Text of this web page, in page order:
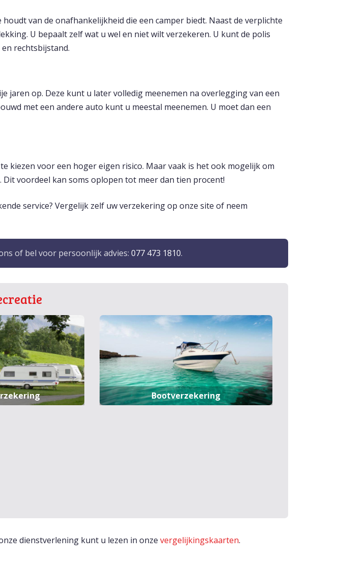
van de onafhankelijkheid die een camper biedt. Naast de verplichte
U bepaalt zelf wat u wel en niet wilt verzekeren. U kunt de polis
rechtsbijstand.
op. Deze kunt u later volledig meenemen na overlegging van een
met een andere auto kunt u meestal meenemen. U moet dan een
voor een hoger eigen risico. Maar vaak is het ook mogelijk om
voordeel kan soms oplopen tot meer dan tien procent!
service? Vergelijk zelf uw verzekering op onze site of neem
of bel voor persoonlijk advies: 077 473 1810.
Bootverzekering
dienstverlening kunt u lezen in onze vergelijkingskaarten.